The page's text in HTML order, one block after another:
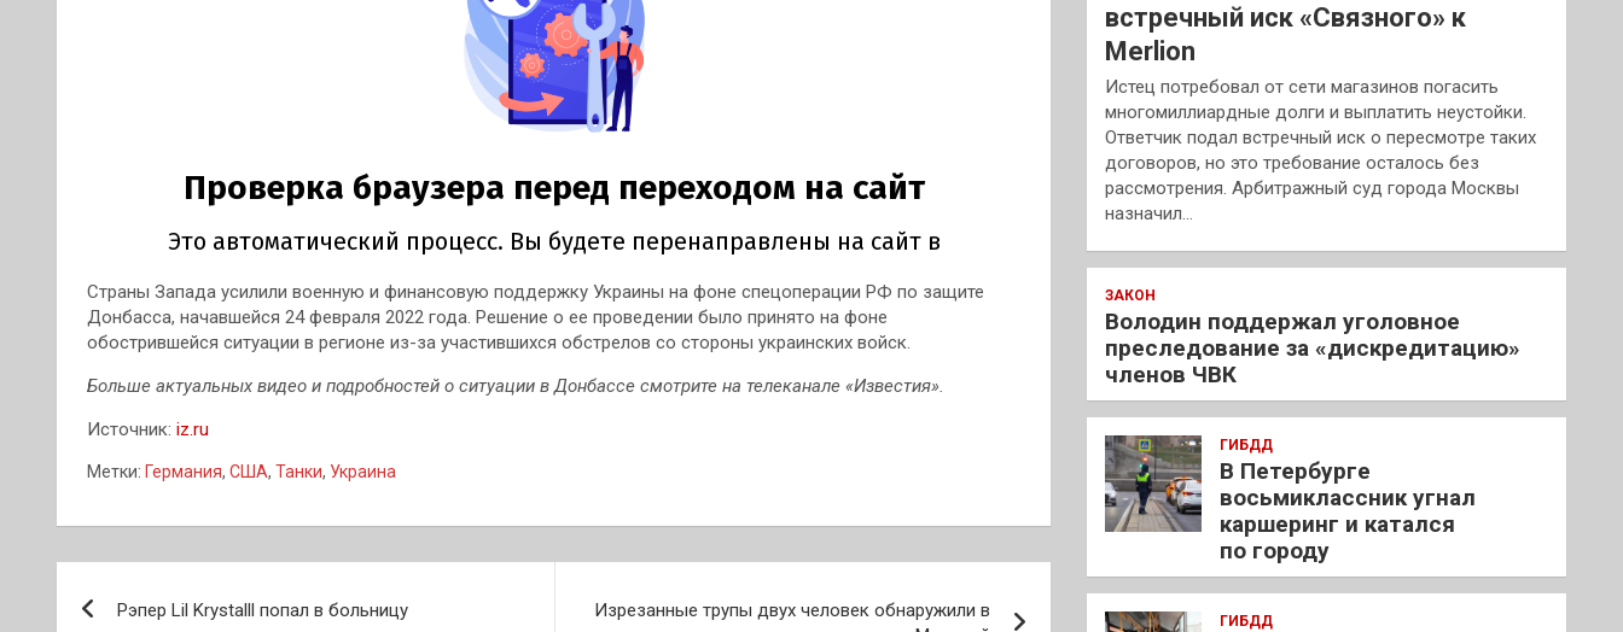
Страны Запада усилили военную и финансовую поддержку Украины на фоне спецоперации РФ по защите
Донбасса, начавшейся 24 февраля 2022 года. Решение о ее проведении было принято на фоне
обострившейся ситуации в регионе из-за участившихся обстрелов со стороны украинских войск.
Больше актуальных видео и подробностей о ситуации в Донбассе смотрите на телеканале «Известия».
Источник: iz.ru
Метки: Германия, США, Танки, Украина
Рэпер Lil Krystalll попал в больницу
Изрезанные трупы двух человек обнаружили в
встречный иск «Связного» к
Merlion
Истец потребовал от сети магазинов погасить
многомиллиардные долги и выплатить неустойки.
Ответчик подал встречный иск о пересмотре таких
договоров, но это требование осталось без
рассмотрения. Арбитражный суд города Москвы
назначил…
ЗАКОН
Володин поддержал уголовное
преследование за «дискредитацию»
членов ЧВК
ГИБДД
В Петербурге
восьмиклассник угнал
каршеринг и катался
по городу
ГИБДД